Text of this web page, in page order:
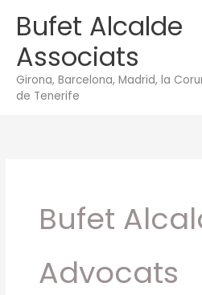
contingut
Bufet Alcalde
Associats
Girona, Barcelona, Madrid, la
de Tenerife
Bufet
Advocats